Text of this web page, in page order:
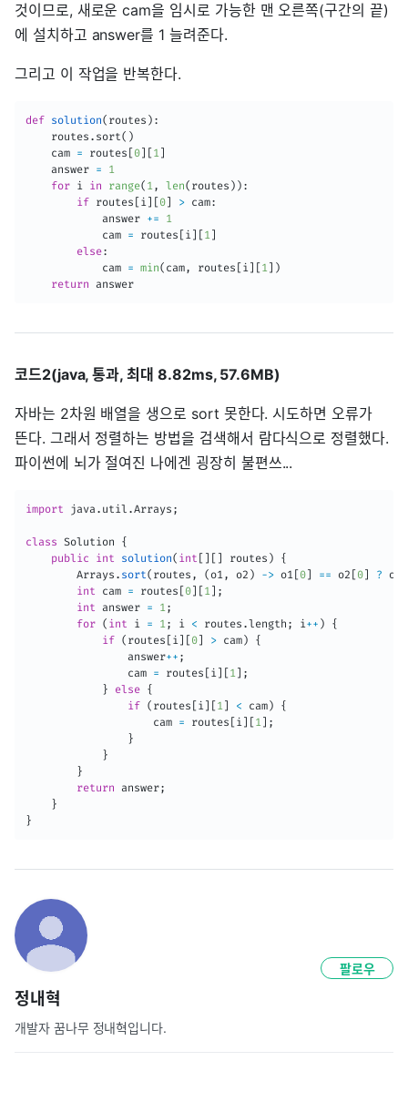
것이므로, 새로운 cam을 임시로 가능한 맨 오른쪽(구간의 끝)
에 설치하고 answer를 1 늘려준다.
그리고 이 작업을 반복한다.
def solution( routes ) :
    routes
. sort( )
    cam
= routes 0 1
    answer
=
1
for i in range( 1, len( routes ) ) :
if routes i 0 > cam:
            answer
+=
1
            cam
= routes i 1
else:
            cam
= min( cam, routes i 1
)
return answer
코드2(java, 통과, 최대 8.82ms, 57.6MB)
자바는 2차원 배열을 생으로 sort 못한다. 시도하면 오류가
뜬다. 그래서 정렬하는 방법을 검색해서 람다식으로 정렬했다.
파이썬에 뇌가 절여진 나에겐 굉장히 불편쓰...
import java . util .Arrays ;
class Solution
{
public
int solution( int routes )
{
Arrays . sort( routes , ( o1, o2 ) -> o1 0 == o2 0 ? o1
int cam = routes 0 1
;
int answer = 1;
for ( int i = 1; i < routes .length ; i++ )
{
if ( routes i 0 > cam )
{
                answer
++ ;
                cam
= routes i 1
;
}
else {
if ( routes i 1 < cam )
{
                    cam
= routes i 1
;
}
}
}
return answer;
}
}
정내혁
개발자 꿈나무 정내혁입니다.
팔로우